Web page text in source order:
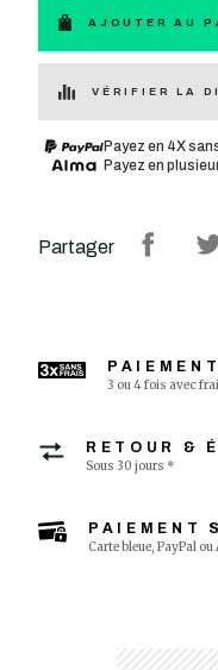
AJOUTER AU
VÉRIFIER LA
Payez en 4X
Payez en
Partager
3 ou 4 fois avec
RETOUR &
Sous 30 jours *
PAIEMENT
Carte bleue, PayPal ou